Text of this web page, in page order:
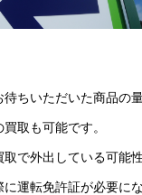
待ちいただいた商品の
取も可能です。
で外出している可能
に運転免許証が必要に